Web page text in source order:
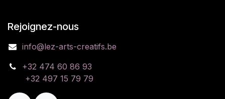
Rejoignez-nous
info@lez-arts-creatifs.be
​​​​​​​+32 474 60 86 93​​​​​​​
​​​​​​​​​​ +32 497 15 79 79​​​​​​​​​​